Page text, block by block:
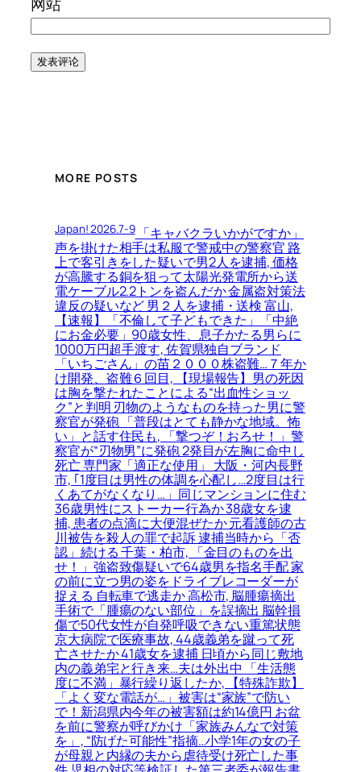
MORE POSTS
Japan! 2026.7-9「キャバクラいかがですか」
声を掛けた相手は私服で警戒中の警察官 路
上で客引きをした疑いで男2人を逮捕, 価格
が高騰する銅を狙って太陽光発電所から送
電ケーブル2.2トンを盗んだか 金属盗対策法
違反の疑いなど 男２人を逮捕・送検 富山,
【速報】「不倫して子どもできた」「中絶
にお金必要」90歳女性、息子かたる男らに
1000万円超手渡す, 佐賀県独自ブランド
「いちごさん」の苗２０００株盗難…７年か
け開発、盗難６回目, 【現場報告】男の死因
は胸を撃たれたことによる“出血性ショッ
ク”と判明 刃物のようなものを持った男に警
察官が発砲 「普段はとても静かな地域。怖
い」と話す住民も, 「撃つぞ！おろせ！」警
察官が“刃物男”に発砲 2発目が左胸に命中し
死亡 専門家「適正な使用」 大阪・河内長野
市, ｢1度目は男性の体調を心配し…2度目は行
くあてがなくなり…」同じマンションに住む
36歳男性にストーカー行為か 38歳女を逮
捕, 患者の点滴に大便混ぜたか 元看護師の古
川被告を殺人の罪で起訴 逮捕当時から「否
認」続ける 千葉・柏市, 「金目のものを出
せ！」強盗致傷疑いで64歳男を指名手配 家
の前に立つ男の姿をドライブレコーダーが
捉える 自転車で逃走か 高松市, 脳腫瘍摘出
手術で「腫瘍のない部位」を誤摘出 脳幹損
傷で50代女性が自発呼吸できない重篤状態
京大病院で医療事故, 44歳義弟を蹴って死
亡させたか 41歳女を逮捕 日頃から同じ敷地
内の義弟宅と行き来…夫は外出中 「生活態
度に不満」暴行繰り返したか, 【特殊詐欺】
「よく変な電話が…」被害は“家族”で防い
で！新潟県内今年の被害額は約14億円 お盆
を前に警察が呼びかけ「家族みんなで対策
を」, “防げた可能性”指摘…小学1年の女の子
が母親と内縁の夫から虐待受け死亡した事